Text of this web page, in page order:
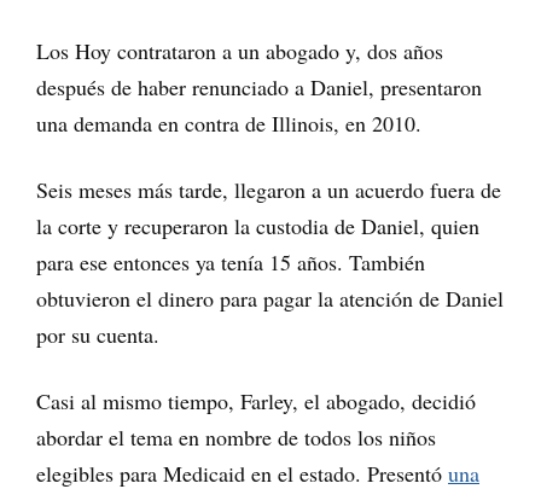
Los Hoy contrataron a un abogado y, dos años
después de haber renunciado a Daniel, presentaron
una demanda en contra de Illinois, en 2010.
Seis meses más tarde, llegaron a un acuerdo fuera de
la corte y recuperaron la custodia de Daniel, quien
para ese entonces ya tenía 15 años. También
obtuvieron el dinero para pagar la atención de Daniel
por su cuenta.
Casi al mismo tiempo, Farley, el abogado, decidió
abordar el tema en nombre de todos los niños
elegibles para Medicaid en el estado. Presentó una